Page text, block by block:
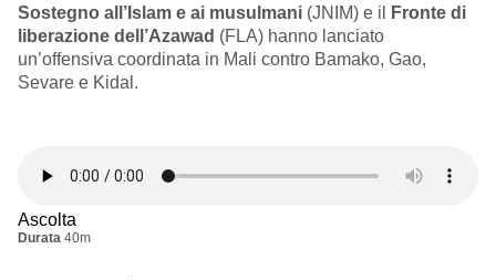
Sostegno all’Islam e ai musulmani (JNIM) e il
Fronte di
liberazione dell’Azawad (FLA) hanno lanciato
un’offensiva coordinata in Mali contro Bamako, Gao,
Sevare e Kidal.
Ascolta
Durata 40m